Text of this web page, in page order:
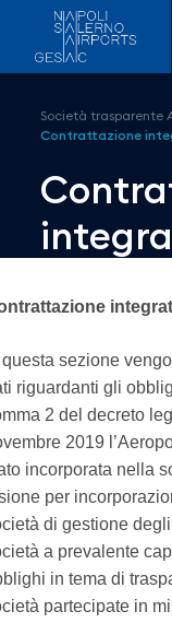
Società trasparente
Contrattazione
sezione
riguardanti gli
2 del decreto
2019
incorporata nella
per
di gestione
a prevalente
in tema di
partecipate in